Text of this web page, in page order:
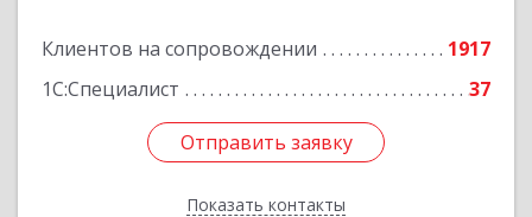
Клиентов на сопровождении
1917
1С:Специалист
37
Отправить заявку
Показать контакты
Отправить заявку
Назад